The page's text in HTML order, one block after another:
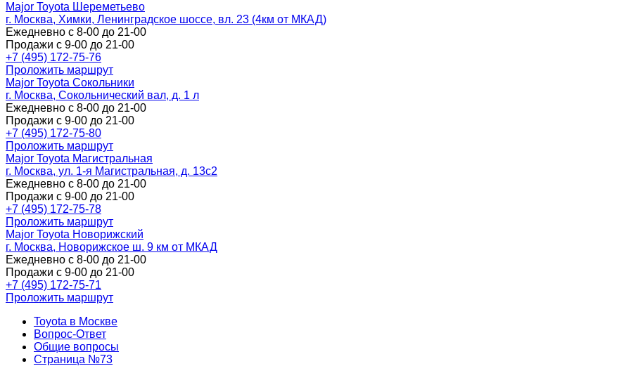
Major Toyota Шереметьево
г. Москва, Химки, Ленинградское шоссе, вл. 23 (4км от МКАД)
Ежедневно с 8-00 до 21-00
Продажи с 9-00 до 21-00
+7 (495) 172-75-76
Проложить маршрут
Major Toyota Сокольники
г. Москва, Сокольнический вал, д. 1 л
Ежедневно с 8-00 до 21-00
Продажи с 9-00 до 21-00
+7 (495) 172-75-80
Проложить маршрут
Major Toyota Магистральная
г. Москва, ул. 1-я Магистральная, д. 13с2
Ежедневно с 8-00 до 21-00
Продажи с 9-00 до 21-00
+7 (495) 172-75-78
Проложить маршрут
Major Toyota Новорижский
г. Москва, Новорижское ш. 9 км от МКАД
Ежедневно с 8-00 до 21-00
Продажи с 9-00 до 21-00
+7 (495) 172-75-71
Проложить маршрут
Toyota в Москве
Вопрос-Ответ
Общие вопросы
Страница №73